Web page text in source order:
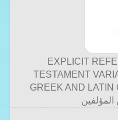
EXPLICIT
TESTAMENT
GREEK AND